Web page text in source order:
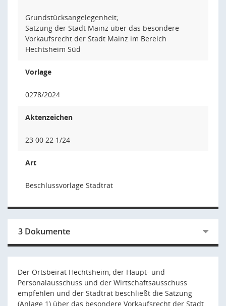
Grundstücksangelegenheit;
Satzung der Stadt Mainz über das besondere
Vorkaufsrecht der Stadt Mainz im Bereich
Hechtsheim Süd
Vorlage
0278/2024
Aktenzeichen
23 00 22 1/24
Art
Beschlussvorlage Stadtrat
3 Dokumente
Der Ortsbeirat Hechtsheim, der Haupt- und
Personalausschuss und der Wirtschaftsausschuss
empfehlen und der Stadtrat beschließt die Satzung
(Anlage 1) über das besondere Vorkaufsrecht der Stadt